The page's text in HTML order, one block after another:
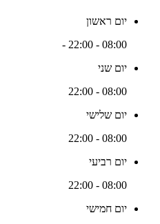
יום ראשון
08:00 - 22:00
-
יום שני
08:00 - 22:00
יום שלישי
08:00 - 22:00
יום רביעי
08:00 - 22:00
יום חמישי